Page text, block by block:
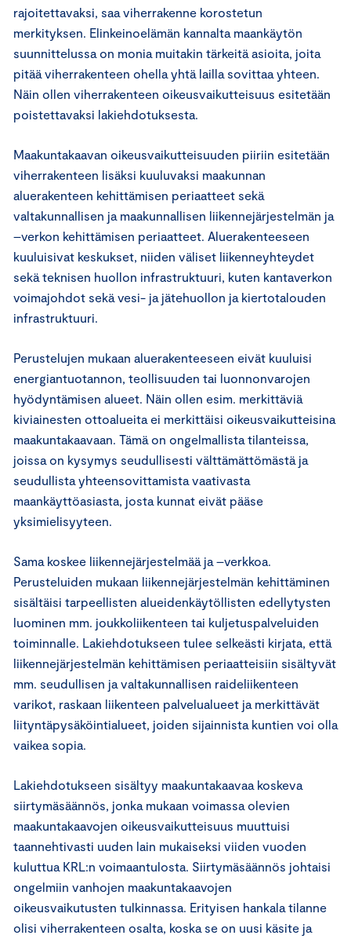
rajoitettavaksi, saa viherrakenne korostetun
merkityksen. Elinkeinoelämän kannalta maankäytön
suunnittelussa on monia muitakin tärkeitä asioita, joita
pitää viherrakenteen ohella yhtä lailla sovittaa yhteen.
Näin ollen viherrakenteen oikeusvaikutteisuus esitetään
poistettavaksi lakiehdotuksesta.
Maakuntakaavan oikeusvaikutteisuuden piiriin esitetään
viherrakenteen lisäksi kuuluvaksi maakunnan
aluerakenteen kehittämisen periaatteet sekä
valtakunnallisen ja maakunnallisen liikennejärjestelmän ja
–verkon kehittämisen periaatteet. Aluerakenteeseen
kuuluisivat keskukset, niiden väliset liikenneyhteydet
sekä teknisen huollon infrastruktuuri, kuten kantaverkon
voimajohdot sekä vesi- ja jätehuollon ja kiertotalouden
infrastruktuuri.
Perustelujen mukaan aluerakenteeseen eivät kuuluisi
energiantuotannon, teollisuuden tai luonnonvarojen
hyödyntämisen alueet. Näin ollen esim. merkittäviä
kiviainesten ottoalueita ei merkittäisi oikeusvaikutteisina
maakuntakaavaan. Tämä on ongelmallista tilanteissa,
joissa on kysymys seudullisesti välttämättömästä ja
seudullista yhteensovittamista vaativasta
maankäyttöasiasta, josta kunnat eivät pääse
yksimielisyyteen.
Sama koskee liikennejärjestelmää ja –verkkoa.
Perusteluiden mukaan liikennejärjestelmän kehittäminen
sisältäisi tarpeellisten alueidenkäytöllisten edellytysten
luominen mm. joukkoliikenteen tai kuljetuspalveluiden
toiminnalle. Lakiehdotukseen tulee selkeästi kirjata, että
liikennejärjestelmän kehittämisen periaatteisiin sisältyvät
mm. seudullisen ja valtakunnallisen raideliikenteen
varikot, raskaan liikenteen palvelualueet ja merkittävät
liityntäpysäköintialueet, joiden sijainnista kuntien voi olla
vaikea sopia.
Lakiehdotukseen sisältyy maakuntakaavaa koskeva
siirtymäsäännös, jonka mukaan voimassa olevien
maakuntakaavojen oikeusvaikutteisuus muuttuisi
taannehtivasti uuden lain mukaiseksi viiden vuoden
kuluttua KRL:n voimaantulosta. Siirtymäsäännös johtaisi
ongelmiin vanhojen maakuntakaavojen
oikeusvaikutusten tulkinnassa. Erityisen hankala tilanne
olisi viherrakenteen osalta, koska se on uusi käsite ja